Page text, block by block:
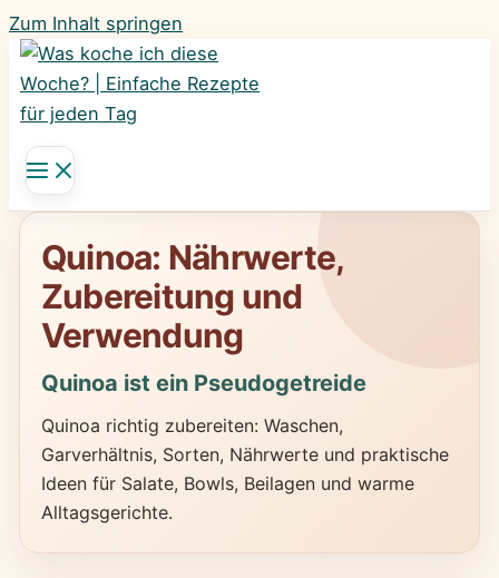
Zum Inhalt springen
Quinoa: Nährwerte,
Zubereitung und
Verwendung
Quinoa ist ein Pseudogetreide
Quinoa richtig zubereiten: Waschen,
Garverhältnis, Sorten, Nährwerte und praktische
Ideen für Salate, Bowls, Beilagen und warme
Alltagsgerichte.